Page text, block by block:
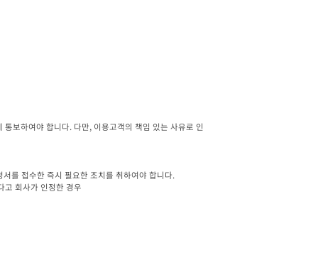
보하여야 합니다. 다만, 이용고객의 책임 있는 사유로 인
를 접수한 즉시 필요한 조치를 취하여야 합니다.
고 회사가 인정한 경우